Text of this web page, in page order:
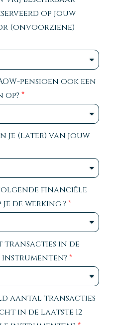
op jouw
(onvoorziene)
pensioen ook een
op?
je (later) van jouw
financiële
de werking ?
transacties in de
aantal transacties
in de laatste 12